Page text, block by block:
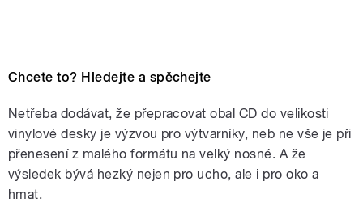
Chcete to? Hledejte a spěchejte
Netřeba dodávat, že přepracovat obal CD do velikosti
vinylové desky je výzvou pro výtvarníky, neb ne vše je při
přenesení z malého formátu na velký nosné. A že
výsledek bývá hezký nejen pro ucho, ale i pro oko a
hmat.